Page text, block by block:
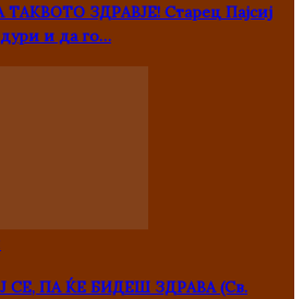
ЗДРАВЈЕ! Старец Пајсиј
и да го…
СЕ, ПА ЌЕ БИДЕШ ЗДРАВА (Св.